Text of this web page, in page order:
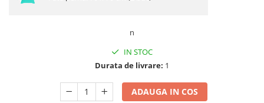
n
IN STOC
Durata de livrare: 1
ADAUGA IN COS